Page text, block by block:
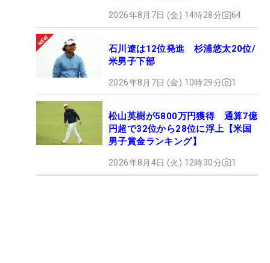
2026年8月7日 (金) 14時28分 64
石川遼は12位発進 杉浦悠太20位/
米男子下部
2026年8月7日 (金) 10時29分 1
松山英樹が5800万円獲得 通算7億
円超で32位から28位に浮上【米国
男子賞金ランキング】
2026年8月4日 (火) 12時30分 1